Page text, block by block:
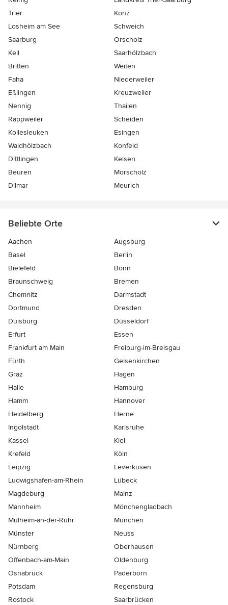
Trier
Konz
Losheim am See
Schweich
Saarburg
Orscholz
Kell
Saarhölzbach
Britten
Weiten
Faha
Niederweiler
Eßlingen
Kreuzweiler
Nennig
Thailen
Rappweiler
Scheiden
Kollesleuken
Esingen
Waldhölzbach
Konfeld
Dittlingen
Kelsen
Beuren
Morscholz
Dilmar
Meurich
Beliebte Orte
Aachen
Augsburg
Basel
Berlin
Bielefeld
Bonn
Braunschweig
Bremen
Chemnitz
Darmstadt
Dortmund
Dresden
Duisburg
Düsseldorf
Erfurt
Essen
Frankfurt am Main
Freiburg-im-Breisgau
Fürth
Gelsenkirchen
Graz
Hagen
Halle
Hamburg
Hamm
Hannover
Heidelberg
Herne
Ingolstadt
Karlsruhe
Kassel
Kiel
Krefeld
Köln
Leipzig
Leverkusen
Ludwigshafen-am-Rhein
Lübeck
Magdeburg
Mainz
Mannheim
Mönchen­gladbach
Mülheim-an-der-Ruhr
München
Münster
Neuss
Nürnberg
Oberhausen
Offenbach-am-Main
Oldenburg
Osnabrück
Paderborn
Potsdam
Regensburg
Rostock
Saarbrücken